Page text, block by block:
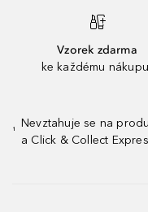
Vzorek zdarma
ke každému
¹
Nevztahuje se na
a Click & Collect